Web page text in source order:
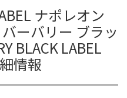
ナポレオン
ーバリー ブラッ
BLACK LABEL
情報